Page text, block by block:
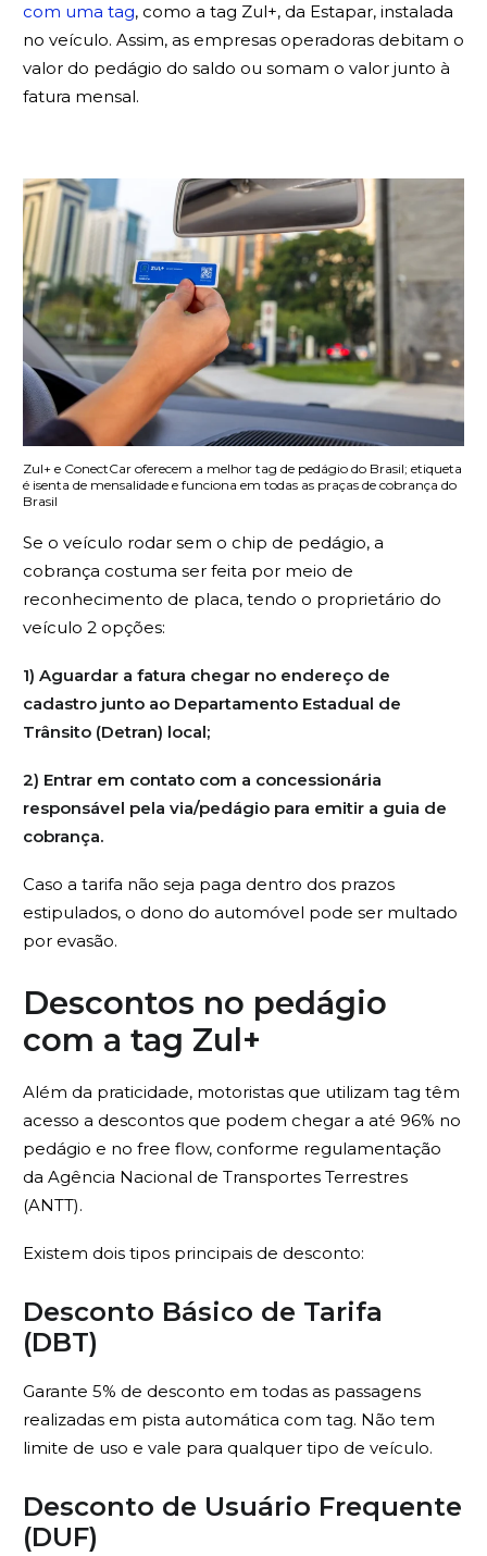
com uma tag, como a tag Zul+, da Estapar, instalada
no veículo. Assim, as empresas operadoras debitam o
valor do pedágio do saldo ou somam o valor junto à
fatura mensal.
Zul+ e ConectCar oferecem a melhor tag de pedágio do Brasil; etiqueta
é isenta de mensalidade e funciona em todas as praças de cobrança do
Brasil
Se o veículo rodar sem o chip de pedágio, a
cobrança costuma ser feita por meio de
reconhecimento de placa, tendo o proprietário do
veículo 2 opções:
1) Aguardar a fatura chegar no endereço de
cadastro junto ao Departamento Estadual de
Trânsito (Detran) local;
2) Entrar em contato com a concessionária
responsável pela via/pedágio para emitir a guia de
cobrança.
Caso a tarifa não seja paga dentro dos prazos
estipulados, o dono do automóvel pode ser multado
por evasão.
Descontos no pedágio
com a tag Zul+
Além da praticidade, motoristas que utilizam tag têm
acesso a descontos que podem chegar a até 96% no
pedágio e no free flow, conforme regulamentação
da Agência Nacional de Transportes Terrestres
(ANTT).
Existem dois tipos principais de desconto:
Desconto Básico de Tarifa
(DBT)
Garante 5% de desconto em todas as passagens
realizadas em pista automática com tag. Não tem
limite de uso e vale para qualquer tipo de veículo.
Desconto de Usuário Frequente
(DUF)